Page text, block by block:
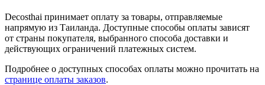
Decosthai принимает оплату за товары, отправляемые
напрямую из Таиланда. Доступные способы оплаты зависят
от страны покупателя, выбранного способа доставки и
действующих ограничений платежных систем.
Подробнее о доступных способах оплаты можно прочитать на
странице оплаты заказов.